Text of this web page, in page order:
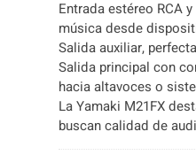
Entrada estéreo RCA
música desde
Salida auxiliar,
Salida principal con
hacia altavoces o
La Yamaki M21FX
buscan calidad de